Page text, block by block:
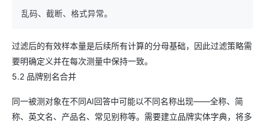
过滤后的有效样本量是后续所有计算的分母基础，因此过滤策略需
要明确定义并在每次测量中保持一致。
5.2 品牌别名合并
同一被测对象在不同AI回答中可能以不同名称出现——全称、简
称、英文名、产品名、常见别称等。需要建立品牌实体字典，将多